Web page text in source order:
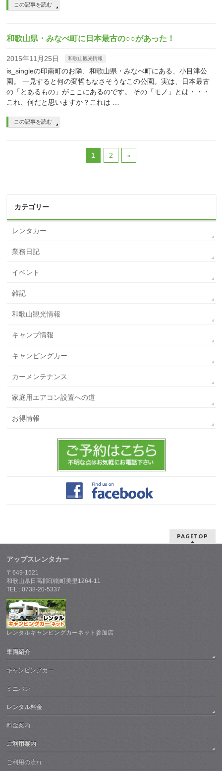
この記事を読む
和歌山県・みなべ町に日本最古の○○があった！
2015年11月25日 和歌山観光情報
is_singleの印南町のお隣、和歌山県・みなべ町にある、小目津公
園。 一見すると何の変哲もなさそうなこの公園。実は、日本最古
の「とあるもの」がここにあるのです。 その「モノ」とは・・・
これ、何だと思いますか？これは …
この記事を読む
1 2 »
カテゴリー
レンタカー
業務日記
イベント
雑記
和歌山観光情報
キャンプ情報
キャンピングカー
カーメンテナンス
家庭用エアコン設置への道
お得情報
PAGETOP
アップスレンタカー
〒649-1521
和歌山県日高郡印南町美里1264-11
TEL : 0738-20-5337
レンタルキャンピングカーネット参加店
車両紹介
キャンピングカー
ミニバン
レンタル料金
料金案内
ご利用案内
ご利用の流れ